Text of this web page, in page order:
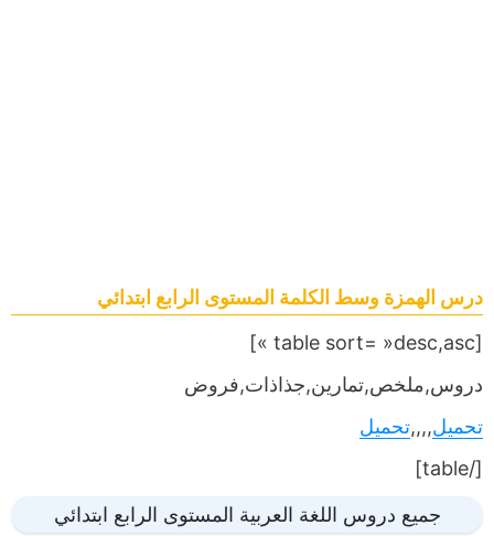
درس الهمزة وسط الكلمة المستوى الرابع ابتدائي
[table sort= »desc,asc »]
دروس,ملخص,تمارين,جذاذات,فروض
تحميل,,,,تحميل
[/table]
جميع دروس اللغة العربية المستوى الرابع ابتدائي